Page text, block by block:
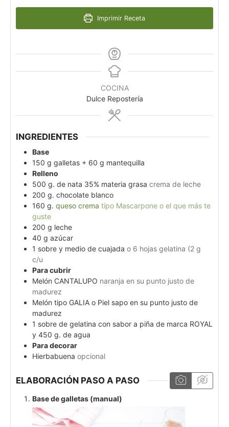
Imprimir Receta
COCINA
Dulce Repostería
INGREDIENTES
Base
150 g galletas + 60 g mantequilla
Relleno
500 g. de nata 35% materia grasa crema de leche
200 g. chocolate blanco
160 g. queso crema tipo Mascarpone o el que más te
guste
200 g leche
40 g azúcar
1 sobre y medio de cuajada o 6 hojas gelatina (2 g
c/u
Para cubrir
Melón CANTALUPO naranja en su punto justo de
madurez
Melón tipo GALIA o Piel sapo en su punto justo de
madurez
1 sobre de gelatina con sabor a piña de marca ROYAL
y 450 g. de agua
Para decorar
Hierbabuena opcional
ELABORACIÓN PASO A PASO
Base de galletas (manual)